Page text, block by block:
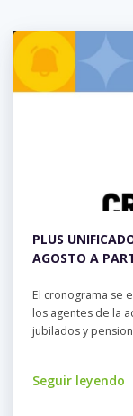
06
Agosto
PLUS
AGOSTO A
El cronograma se
los agentes de la
jubilados y
Seguir leyendo